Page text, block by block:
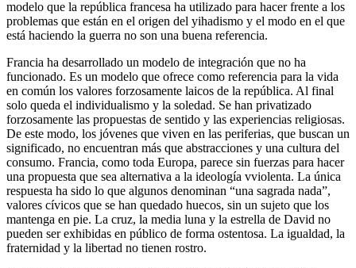
modelo que la república francesa ha utilizado para hacer frente a los
problemas que están en el origen del yihadismo y el modo en el que
está haciendo la guerra no son una buena referencia.
Francia ha desarrollado un modelo de integración que no ha
funcionado. Es un modelo que ofrece como referencia para la vida
en común los valores forzosamente laicos de la república. Al final
solo queda el individualismo y la soledad. Se han privatizado
forzosamente las propuestas de sentido y las experiencias religiosas.
De este modo, los jóvenes que viven en las periferias, que buscan un
significado, no encuentran más que abstracciones y una cultura del
consumo. Francia, como toda Europa, parece sin fuerzas para hacer
una propuesta que sea alternativa a la ideología vviolenta. La única
respuesta ha sido lo que algunos denominan “una sagrada nada”,
valores cívicos que se han quedado huecos, sin un sujeto que los
mantenga en pie. La cruz, la media luna y la estrella de David no
pueden ser exhibidas en público de forma ostentosa. La igualdad, la
fraternidad y la libertad no tienen rostro.